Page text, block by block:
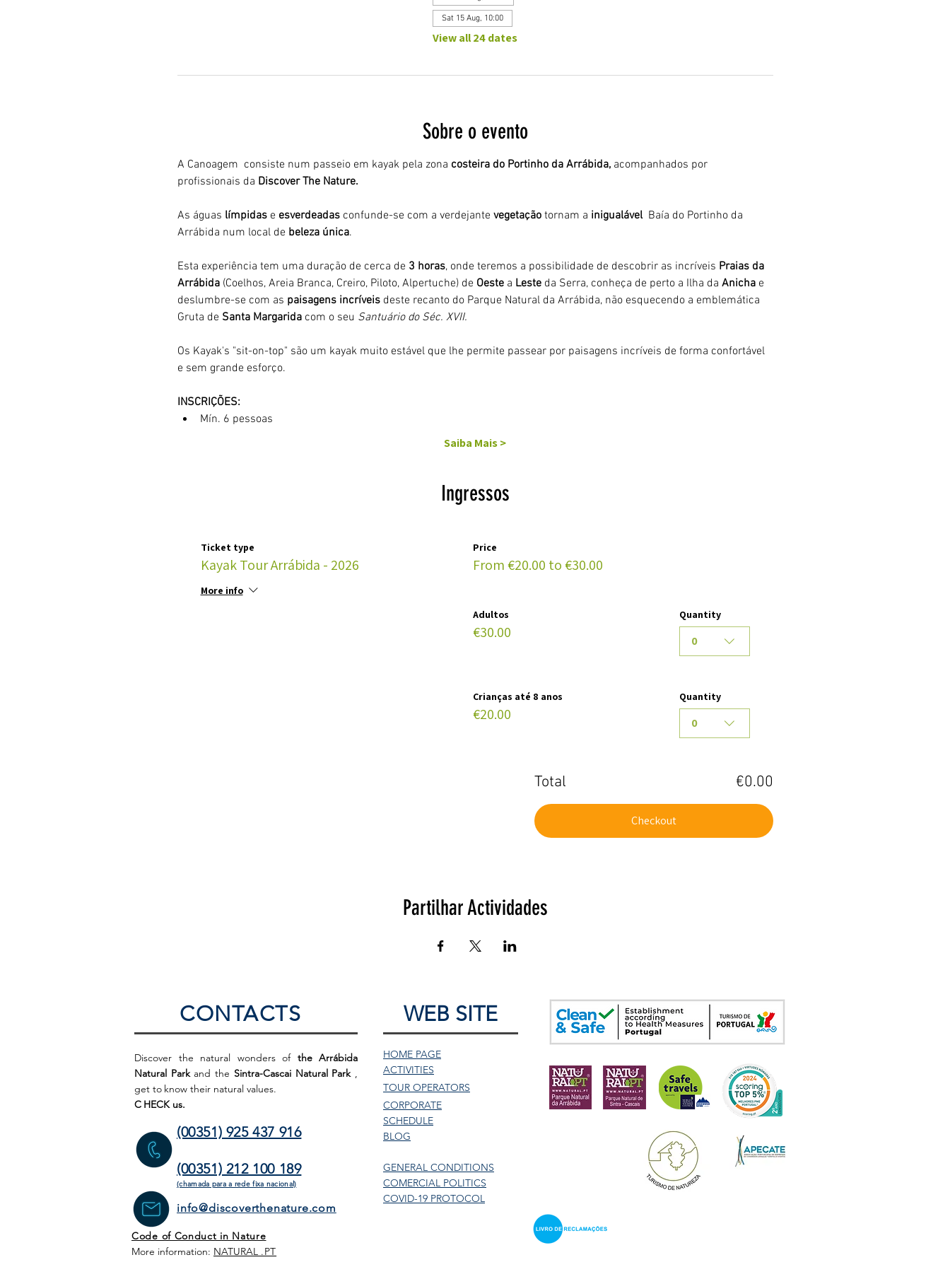
Sat 15 Aug, 10:00
View all 24 dates
Sobre o evento
A Canoagem  consiste num passeio em kayak pela zona costeira do Portinho da Arrábida, acompanhados por
profissionais da Discover The Nature.
As águas límpidas e esverdeadas confunde-se com a verdejante vegetação tornam a inigualável Baía do Portinho da
Arrábida num local de beleza única.
Esta experiência tem uma duração de cerca de 3 horas, onde teremos a possibilidade de descobrir as incríveis Praias da
Arrábida (Coelhos, Areia Branca, Creiro, Piloto, Alpertuche) de Oeste a Leste da Serra, conheça de perto a Ilha da Anicha e
deslumbre-se com as paisagens incríveis deste recanto do Parque Natural da Arrábida, não esquecendo a emblemática
Gruta de Santa Margarida com o seu Santuário do Séc. XVII.
Os Kayak's "sit-on-top" são um kayak muito estável que lhe permite passear por paisagens incríveis de forma confortável
e sem grande esforço.
INSCRIÇÕES:
Mín. 6 pessoas
Saiba Mais >
Ingressos
Ticket type
Kayak Tour Arrábida - 2026
More info
Price
From €20.00 to €30.00
Adultos
€30.00
Quantity
0
Crianças até 8 anos
€20.00
Quantity
0
Total €0.00
Checkout
Partilhar Actividades
CONTACTS
Discover the natural wonders of the Arrábida
Natural Parkand the Sintra-Cascai Natural Park,
get to know their natural values.
C HECK us.
(00351) 925 437 916
(00351) 212 100 189
(chamada para a rede fixa nacional)
info@discoverthenature.com
Code of Conduct in Nature
More information: NATURAL .PT
WEB SITE
HOME PAGE
ACTIVITIES
TOUR OPERATORS
CORPORATE
SCHEDULE
BLOG
GENERAL CONDITIONS
COMERCIAL POLITICS
COVID-19 PROTOCOL